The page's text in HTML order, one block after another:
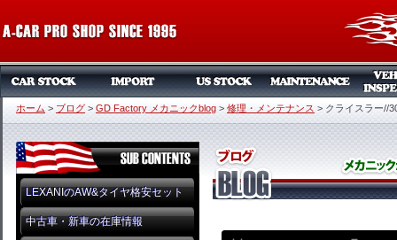
ホーム > ブログ > GD Factory メカニックblog > 修理・メンテナンス > クライスラー//
LEXANIのAW&タイヤ格安セット
中古車・新車の在庫情報